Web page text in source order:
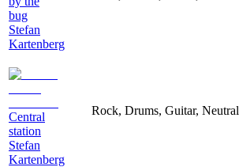
bug
Stefan
Kartenberg
Central
station
Stefan
Kartenberg
Rock, Drums, Guitar, Neutral